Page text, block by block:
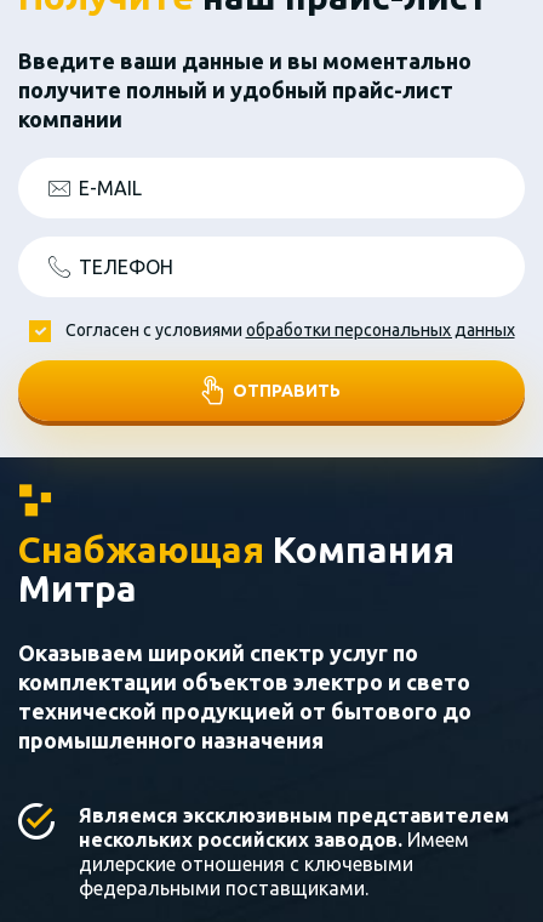
Введите ваши данные и вы моментально
получите полный и удобный прайс-лист
компании
E-MAIL
ТЕЛЕФОН
ОТПРАВИТЬ
Согласен с условиями обработки персональных данных
Снабжающая Компания
Митра
Оказываем широкий спектр услуг по
комплектации объектов электро и свето
технической продукцией от бытового до
промышленного назначения
Являемся эксклюзивным представителем
нескольких российских заводов. Имеем
дилерские отношения с ключевыми
федеральными поставщиками.